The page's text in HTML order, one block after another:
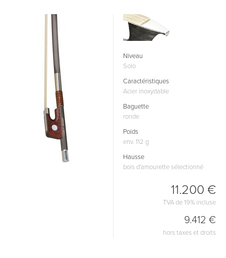
Niveau
Solo
Caractéristiques
Acier inoxydable
Baguette
ronde
Poids
env. 112 g
Hausse
bois d'amourette sélectionné
11.200 €
TVA de 19% incluse
9.412 €
hors taxes et droits